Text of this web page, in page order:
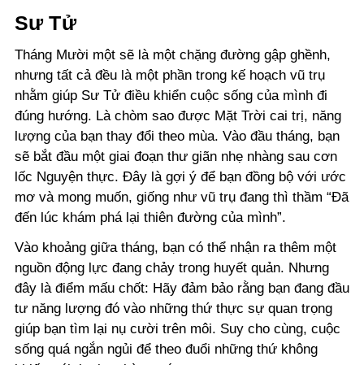
Sư Tử
Tháng Mười một sẽ là một chặng đường gập ghềnh,
nhưng tất cả đều là một phần trong kế hoạch vũ trụ
nhằm giúp Sư Tử điều khiển cuộc sống của mình đi
đúng hướng. Là chòm sao được Mặt Trời cai trị, năng
lượng của bạn thay đổi theo mùa. Vào đầu tháng, bạn
sẽ bắt đầu một giai đoạn thư giãn nhẹ nhàng sau cơn
lốc Nguyện thực. Đây là gợi ý để bạn đồng bộ với ước
mơ và mong muốn, giống như vũ trụ đang thì thầm “Đã
đến lúc khám phá lại thiên đường của mình”.
Vào khoảng giữa tháng, bạn có thể nhận ra thêm một
nguồn động lực đang chảy trong huyết quản. Nhưng
đây là điểm mấu chốt: Hãy đảm bảo rằng bạn đang đầu
tư năng lượng đó vào những thứ thực sự quan trọng
giúp bạn tìm lại nụ cười trên môi. Suy cho cùng, cuộc
sống quá ngắn ngủi để theo đuổi những thứ không